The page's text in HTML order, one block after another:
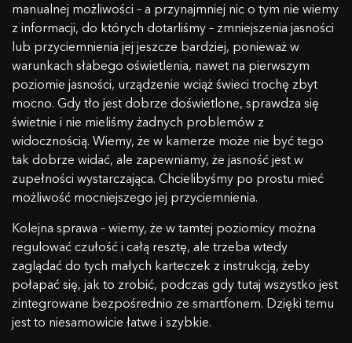
manualnej możliwości – a przynajmniej nic o tym nie wiemy
z informacji, do których dotarliśmy – zmniejszenia jasności
lub przyciemnienia jej jeszcze bardziej, ponieważ w
warunkach słabego oświetlenia, nawet na pierwszym
poziomie jasności, urządzenie wciąż świeci trochę zbyt
mocno. Gdy tło jest dobrze doświetlone, sprawdza się
świetnie i nie mieliśmy żadnych problemów z
widocznością. Wiemy, że w kamerze może nie być tego
tak dobrze widać, ale zapewniamy, że jasność jest w
zupełności wystarczająca. Chcielibyśmy po prostu mieć
możliwość mocniejszego jej przyciemnienia.
Kolejna sprawa – wiemy, że w tamtej poziomicy można
regulować czułość i całą resztę, ale trzeba wtedy
zaglądać do tych małych karteczek z instrukcją, żeby
połapać się, jak to zrobić, podczas gdy tutaj wszystko jest
zintegrowane bezpośrednio ze smartfonem. Dzięki temu
jest to niesamowicie łatwe i szybkie.